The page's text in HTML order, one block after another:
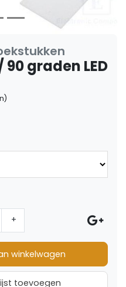
90 graden LED
+
winkelwagen
toevoegen